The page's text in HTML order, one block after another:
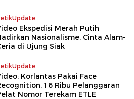
Ekspedisi Merah Putih
Nasionalisme, Cinta Alam-
di Ujung Siak
Korlantas Pakai Face
16 Ribu Pelanggaran
Nomor Terekam ETLE